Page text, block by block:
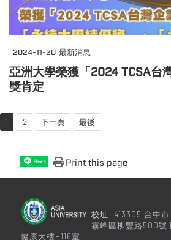
2024-11-20 最新消息
亞洲大學榮獲「2024 TCSA台
獎肯定
1 2 下一頁 最後
Share Print this page
校址: 413305 台中市
霧峰區柳豐路500號 |
健康大樓H116室